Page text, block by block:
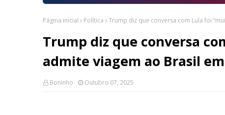
Página inicial Política Trump diz que conversa com Lula foi
Trump diz que conversa
admite viagem ao Brasil
Boninho Outubro 07, 2025